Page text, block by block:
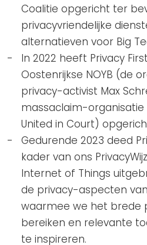
Coalitie opgericht ter
privacyvriendelijke
alternatieven voor Big
In 2022 heeft Privacy
Oostenrijkse NOYB (de
privacy-activist Max
massaclaim-organisatie
United in Court)
Gedurende 2023 deed
kader van ons
Internet of Things
de privacy-aspecten van
waarmee we het brede
bereiken en relevante
te inspireren.